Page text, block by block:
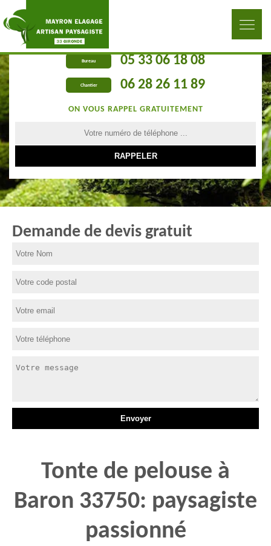
Bureau 05 33 06 18 08
Chantier 06 28 26 11 89
ON VOUS RAPPEL GRATUITEMENT
Demande de devis gratuit
Tonte de pelouse à
Baron 33750: paysagiste
passionné